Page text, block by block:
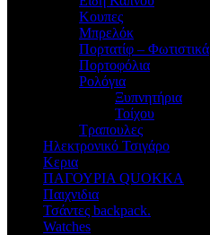
Κουπες
Μπρελόκ
Πορτατίφ – Φωτιστικά
Πορτοφόλια
Ρολόγια
Ξυπνητήρια
Τοίχου
Τραπουλες
Ηλεκτρονικό Τσιγάρο
Κερια
ΠΑΓΟΥΡΙΑ QUOKKA
Παιχνιδια
Τσάντες backpack.
Watches